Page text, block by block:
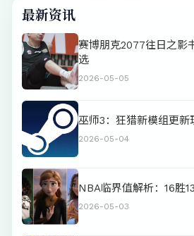
最新资讯
赛博朋克2077往日之影
选
2026-05-05
巫师3：狂猎新模组更新
2026-05-04
NBA临界值解析：16胜
2026-05-03